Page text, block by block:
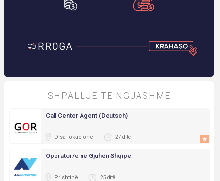
SHPALLJE TE NGJASHME
Call Center Agent (Deutsch)
Disa lokacione 27 ditë
Operator/e në Gjuhën Shqipe
Prishtinë 25 ditë